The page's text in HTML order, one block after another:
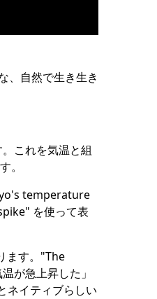
、自然で生き生き
これを気温と組
。
temperature
を使って表
ます。"The
が急上昇した」
イティブらしい